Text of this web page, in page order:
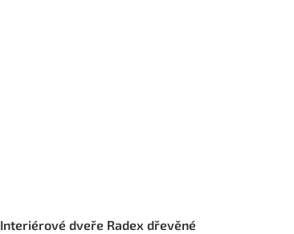
Interiérové dveře Radex dřevěné